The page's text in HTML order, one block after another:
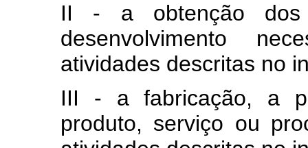
II - a obtenção dos
desenvolvimento
atividades descritas no
III - a fabricação, a
produto, serviço ou